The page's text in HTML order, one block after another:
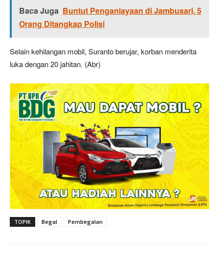
Baca Juga Buntut Penganiayaan di Jambusari, 5
Orang Ditangkap Polisi
Selain kehilangan mobil, Suranto berujar, korban menderita
luka dengan 20 jahitan. (Abr)
TOPIK Begal Pembegalan